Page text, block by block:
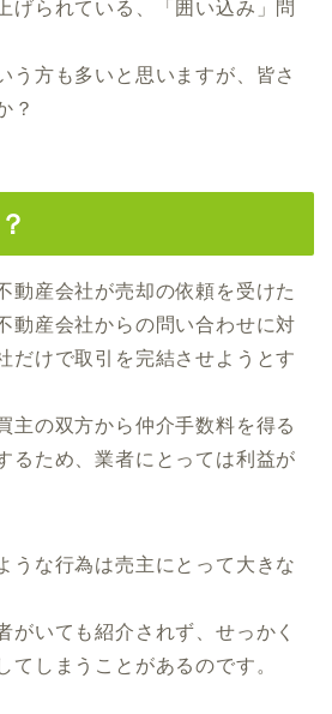
げられている、「囲い込み」問
う方も多いと思いますが、皆さ
？
動産会社が売却の依頼を受けた
動産会社からの問い合わせに対
だけで取引を完結させようとす
主の双方から仲介手数料を得る
るため、業者にとっては利益が
うな行為は売主にとって大きな
がいても紹介されず、せっかく
てしまうことがあるのです。